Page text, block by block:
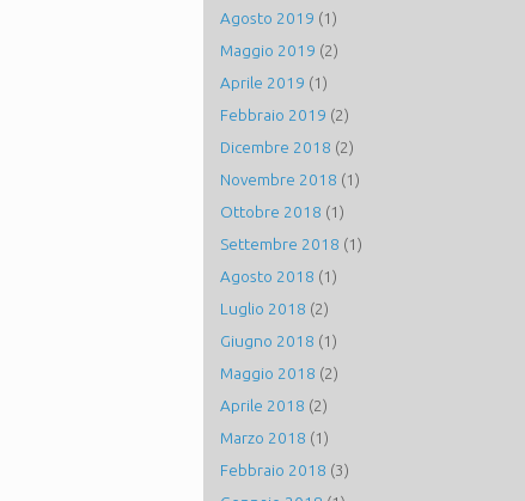
Agosto 2019 (1)
Maggio 2019 (2)
Aprile 2019 (1)
Febbraio 2019 (2)
Dicembre 2018 (2)
Novembre 2018 (1)
Ottobre 2018 (1)
Settembre 2018 (1)
Agosto 2018 (1)
Luglio 2018 (2)
Giugno 2018 (1)
Maggio 2018 (2)
Aprile 2018 (2)
Marzo 2018 (1)
Febbraio 2018 (3)